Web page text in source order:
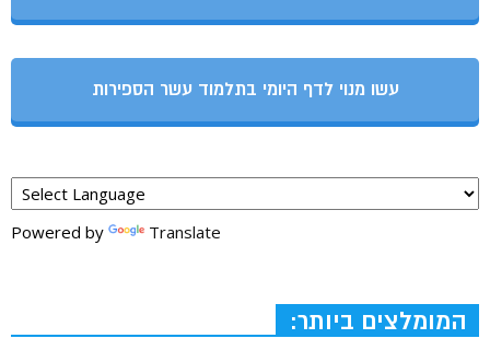
עשו מנוי לדף היומי בתלמוד עשר הספירות
Powered by Translate
המומלצים ביותר: